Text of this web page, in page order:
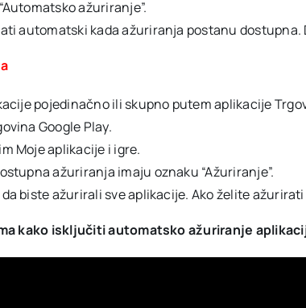
ažuriranje”.
automatski kada ažuriranja postanu
pojedinačno ili skupno putem aplikacije
Google Play.
Moje aplikacije i igre.
ažuriranja imaju oznaku “Ažuriranje”.
biste ažurirali sve aplikacije. Ako želite
kako isključiti automatsko ažuriranje